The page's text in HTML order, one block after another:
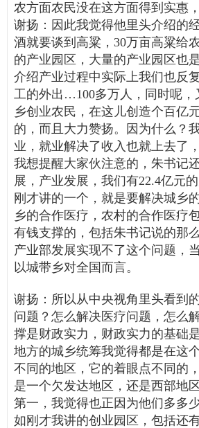
农方面农民没在这方面得到实惠
谢扬：因此我觉得他里头介绍的
酒就要谈到高粱，30万亩高粱给
的产业园区，大量的产业园区也
介绍产业过程中实际上我们也反
工的外出…100多万人，同时呢
乡创业农民，在这儿创造个百亿
的，而且大力赞扬。因为什么？
业，就业解决了收入也就上去了
我想提醒大家伙注意的，朱书记
展，产业发展，我们有22.4亿元
刚才讲的一个，就是要解决城乡
乡的合作医疗，农村的合作医疗
有钱支撑的，包括朱书记说的那
产业部发展实现不了这个问题，
以城带乡对全国而言。
谢扬：所以从中央视角里头看到
问题？怎么解决医疗问题，怎么
撑是财政实力，财政实力的基础
地方的城乡统筹我觉得都是在这
不同的地区，它的着眼点不同的
是一个欠发达地区，还是西部地
第一，我觉得也正因为他们多多
如刚才我讲的创业园区，包括还